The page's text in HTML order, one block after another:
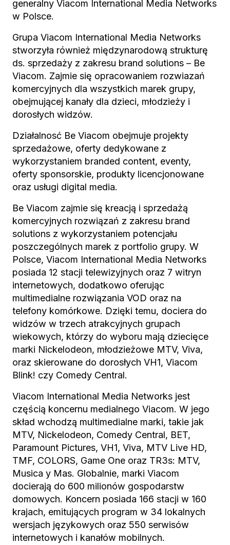
generalny Viacom International Media Networks
w Polsce.
Grupa Viacom International Media Networks
stworzyła również międzynarodową strukturę
ds. sprzedaży z zakresu brand solutions – Be
Viacom. Zajmie się opracowaniem rozwiazań
komercyjnych dla wszystkich marek grupy,
obejmującej kanały dla dzieci, młodzieży i
dorosłych widzów.
Działalnosć Be Viacom obejmuje projekty
sprzedażowe, oferty dedykowane z
wykorzystaniem branded content, eventy,
oferty sponsorskie, produkty licencjonowane
oraz usługi digital media.
Be Viacom zajmie się kreacją i sprzedażą
komercyjnych rozwiązań z zakresu brand
solutions z wykorzystaniem potencjału
poszczególnych marek z portfolio grupy. W
Polsce, Viacom International Media Networks
posiada 12 stacji telewizyjnych oraz 7 witryn
internetowych, dodatkowo oferując
multimedialne rozwiązania VOD oraz na
telefony komórkowe. Dzięki temu, dociera do
widzów w trzech atrakcyjnych grupach
wiekowych, którzy do wyboru mają dziecięce
marki Nickelodeon, młodzieżowe MTV, Viva,
oraz skierowane do dorosłych VH1, Viacom
Blink! czy Comedy Central.
Viacom International Media Networks jest
częścią koncernu medialnego Viacom. W jego
skład wchodzą multimedialne marki, takie jak
MTV, Nickelodeon, Comedy Central, BET,
Paramount Pictures, VH1, Viva, MTV Live HD,
TMF, COLORS, Game One oraz TR3s: MTV,
Musica y Mas. Globalnie, marki Viacom
docierają do 600 milionów gospodarstw
domowych. Koncern posiada 166 stacji w 160
krajach, emitujących program w 34 lokalnych
wersjach językowych oraz 550 serwisów
internetowych i kanałów mobilnych.